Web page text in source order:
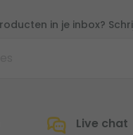
in je inbox?
Live chat